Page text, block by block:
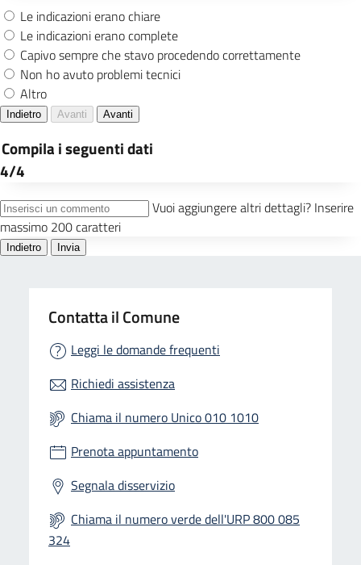
Contatta il Comune
Leggi le domande frequenti
Richiedi assistenza
Chiama il numero Unico 010 1010
Prenota appuntamento
Segnala disservizio
Chiama il numero verde dell'URP 800 085
324